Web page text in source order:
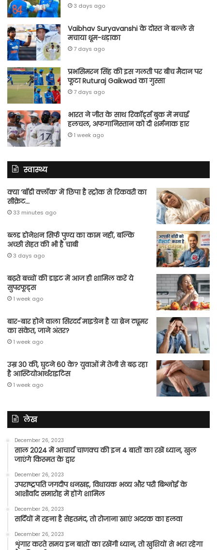
3 days ago
Vaibhav Suryavanshi के दोस्त ने बल्ले से
मचाया धूम-धड़ाका
7 days ago
प्रभसिमरन सिंह की इस गलती पर बीच मैदान पर
फूटा Ruturaj Gaikwad का गुस्सा
7 days ago
भारत ने जीत के साथ रिकॉर्ड्स बुक में मचाई
हलचल, अफगानिस्तान को दी शर्मनाक हार
1 week ago
स्वास्थ्य
क्या ‘बॉडी क्लॉक’ में छिपा है स्ट्रोक से रिकवरी का
सीक्रेट…
33 minutes ago
ब्लड डोनेशन सिर्फ पुण्य का काम नहीं, बल्कि
अच्छी सेहत की भी है चाबी
3 days ago
बढ़ते बच्चों की डाइट में आज ही शामिल करें ये
सुपरफूड्स
1 week ago
बार-बार होने वाला सिरदर्द माइग्रेन है या ब्रेन ट्यूमर
का संकेत, जाने अंतर?
1 week ago
उम्र 30 की, घुटने 60 के? युवाओं में तेजी से बढ़ रहा
है आस्टियोआर्थराइटिस
1 week ago
लेख
December 26, 2023
साल 2024 में आचार्य चाणक्य की इन 4 बातों का रखें ध्यान, खुल
जाएंगे किस्मत के द्वार
December 26, 2023
उपराष्ट्रपति जगदीप धनखड़, विधायक भव्य और परी बिश्नोई के
आशीर्वाद समारोह में होंगे शामिल
December 26, 2023
सर्दियों में रहना है सेहतमंद, तो रोजाना खाएं अदरक का हलवा
December 26, 2023
शृंगार करते समय इन बातों का रखेंगी ध्यान, तो खुशियों से भरा रहेगा